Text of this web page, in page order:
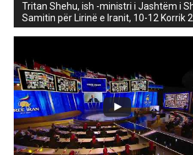
Tritan Shehu, ish -ministri i Jashtëm i
Samitin për Lirinë e Iranit, 10-12 Korrik